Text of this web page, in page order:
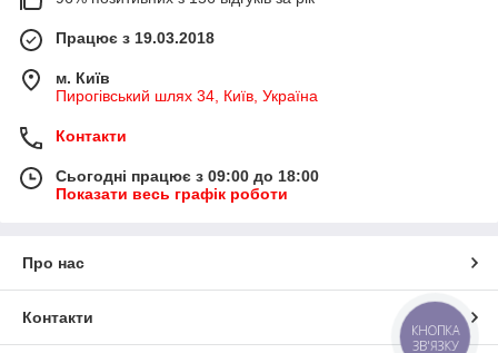
Працює з 19.03.2018
м. Київ
Пирогівський шлях 34, Київ, Україна
Контакти
Сьогодні працює з 09:00 до 18:00
Показати весь графік роботи
Про нас
Контакти
КНОПКА
ЗВ'ЯЗКУ